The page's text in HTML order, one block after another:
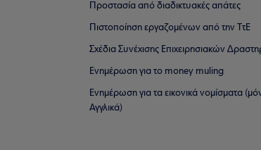
Προστασία από διαδικτυακές απάτες
Πιστοποίηση εργαζομένων από την ΤτΕ
Σχέδια Συνέχισης Επιχειρησιακών
Ενημέρωση για το money muling
Ενημέρωση για τα εικονικά νομίσματα
Αγγλικά)